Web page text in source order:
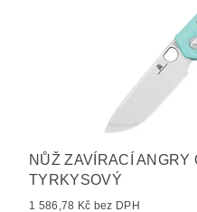
NŮŽ ZAVÍRACÍ ANGRY
TYRKYSOVÝ
1 586,78 Kč bez DPH